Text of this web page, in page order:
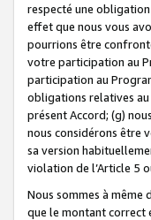
respecté une
effet que nous vous
pourrions être
votre participation au
participation au
obligations relatives au
présent Accord; (g)
nous considérons être
sa version
violation de l’Article 5
Nous sommes à même
que le montant correct